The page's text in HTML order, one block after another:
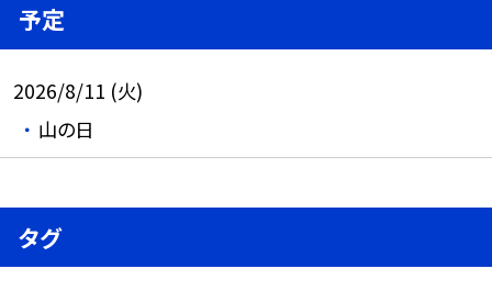
予定
2026/8/11 (火)
山の日
タグ